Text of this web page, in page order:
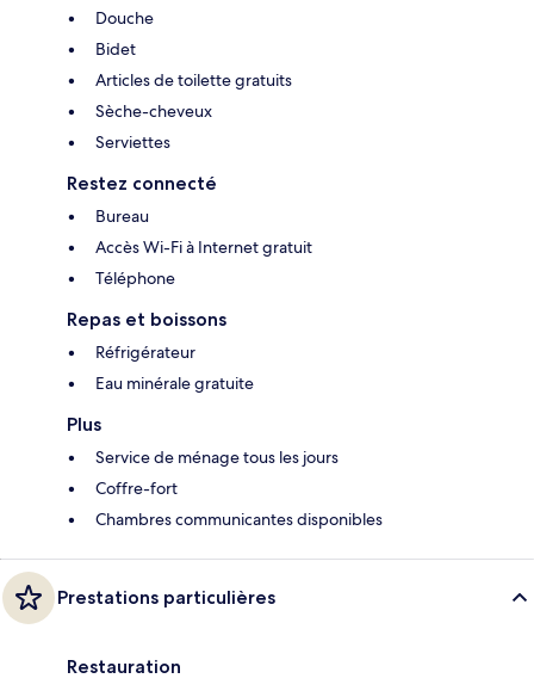
Douche
Bidet
Articles de toilette gratuits
Sèche-cheveux
Serviettes
Restez connecté
Bureau
Accès Wi-Fi à Internet gratuit
Téléphone
Repas et boissons
Réfrigérateur
Eau minérale gratuite
Plus
Service de ménage tous les jours
Coffre-fort
Chambres communicantes disponibles
Prestations particulières
Restauration